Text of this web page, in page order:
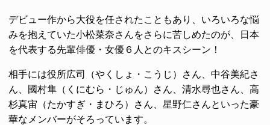
デビュー作から大役を任されたこともあり、いろいろな悩
みを抱えていた小松菜奈さんをさらに苦しめたのが、日本
を代表する先輩俳優・女優６人とのキスシーン！
相手には役所広司（やくしょ・こうじ）さん、中谷美紀さ
ん、國村隼（くにむら・じゅん）さん、清水尋也さん、高
杉真宙（たかすぎ・まひろ）さん、星野仁さんといった豪
華なメンバーがそろっています。